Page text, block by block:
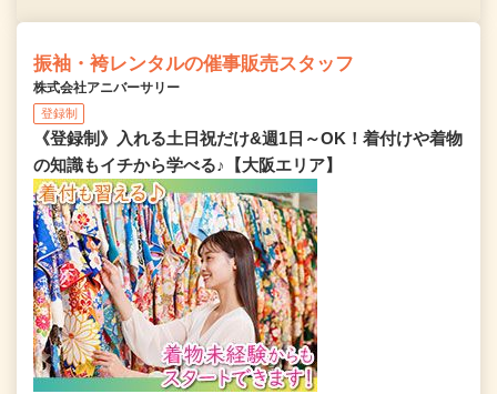
振袖・袴レンタルの催事販売スタッフ
株式会社アニバーサリー
登録制
《登録制》入れる土日祝だけ&週1日～OK！着付けや着物
の知識もイチから学べる♪【大阪エリア】